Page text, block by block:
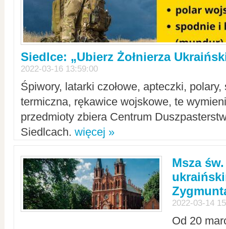
Siedlce: „Ubierz Żołnierza
2022-03-16 13:59:00
Śpiwory, latarki czołowe, apteczki,
termiczna, rękawice wojskowe, te
przedmioty zbiera Centrum
Siedlcach. więcej »
Msza
2022-03-14
Od 20